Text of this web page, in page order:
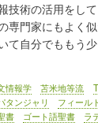
技術の活用をし
専門家にもよく
て自分でももう少
情報学 苫米地等流
タンジャリ フィール
書
ゴート語聖書 ラ